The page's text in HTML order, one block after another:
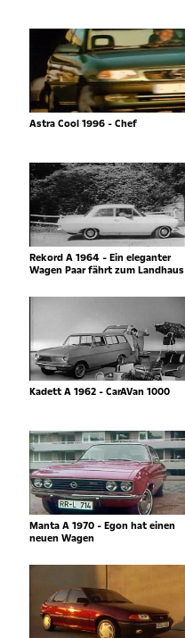
Astra Cool 1996 - Chef
Rekord A 1964 - Ein eleganter
Wagen Paar fährt zum Landhaus
Kadett A 1962 - CarAVan 1000
Manta A 1970 - Egon hat einen
neuen Wagen